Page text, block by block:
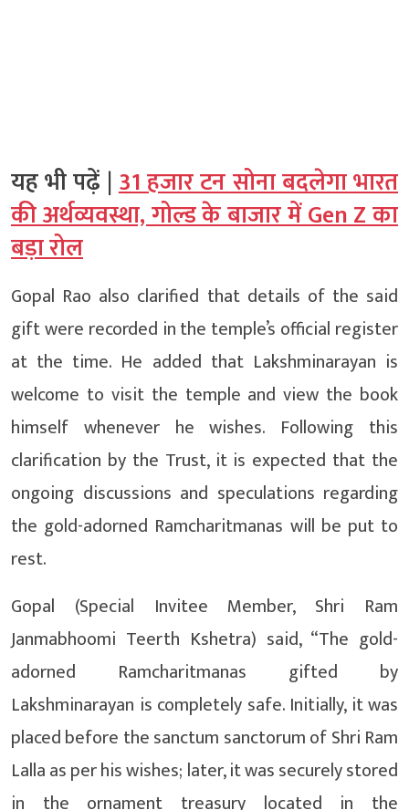
यह भी पढ़ें |31 हजार टन सोना बदलेगा भारत
की अर्थव्यवस्था, गोल्ड के बाजार में Gen Z का
बड़ा रोल
Gopal Rao also clarified that details of the said
gift were recorded in the temple’s official register
at the time. He added that Lakshminarayan is
welcome to visit the temple and view the book
himself whenever he wishes. Following this
clarification by the Trust, it is expected that the
ongoing discussions and speculations regarding
the gold-adorned Ramcharitmanas will be put to
rest.
Gopal (Special Invitee Member, Shri Ram
Janmabhoomi Teerth Kshetra) said, “The gold-
adorned Ramcharitmanas gifted by
Lakshminarayan is completely safe. Initially, it was
placed before the sanctum sanctorum of Shri Ram
Lalla as per his wishes; later, it was securely stored
in the ornament treasury located in the